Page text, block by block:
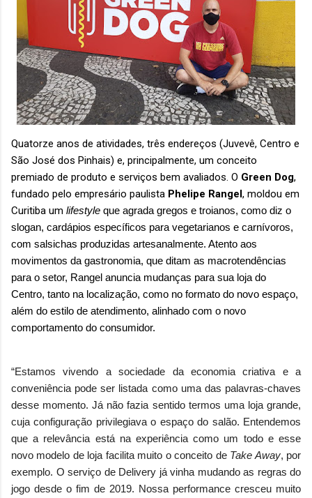
Quatorze anos de atividades, três endereços (Juvevê, Centro e
São José dos Pinhais) e, principalmente, um conceito
premiado de produto e serviços bem avaliados. O Green Dog,
fundado pelo empresário paulista Phelipe Rangel, moldou em
Curitiba um lifestyle que agrada gregos e troianos, como diz o
slogan, cardápios específicos para vegetarianos e carnívoros,
com salsichas produzidas artesanalmente. Atento aos
movimentos da gastronomia, que ditam as macrotendências
para o setor, Rangel anuncia mudanças para sua loja do
Centro, tanto na localização, como no formato do novo espaço,
além do estilo de atendimento, alinhado com o novo
comportamento do consumidor.
“Estamos vivendo a sociedade da economia criativa e a
conveniência pode ser listada como uma das palavras-chaves
desse momento. Já não fazia sentido termos uma loja grande,
cuja configuração privilegiava o espaço do salão. Entendemos
que a relevância está na experiência como um todo e esse
novo modelo de loja facilita muito o conceito de Take Away, por
exemplo. O serviço de Delivery já vinha mudando as regras do
jogo desde o fim de 2019. Nossa performance cresceu muito